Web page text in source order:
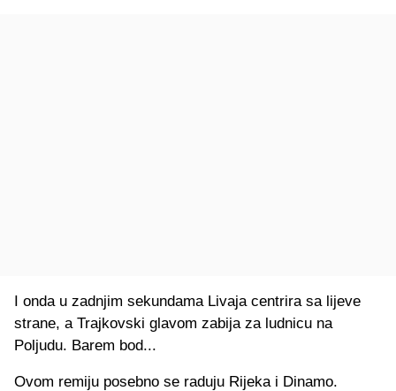
I onda u zadnjim sekundama Livaja centrira sa lijeve
strane, a Trajkovski glavom zabija za ludnicu na
Poljudu. Barem bod...
Ovom remiju posebno se raduju Rijeka i Dinamo.